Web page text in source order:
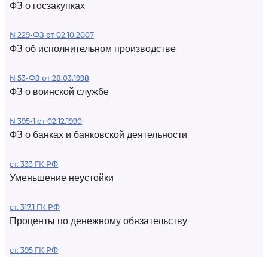
ФЗ о госзакупках
N 229-ФЗ от 02.10.2007
ФЗ об исполнительном производстве
N 53-ФЗ от 28.03.1998
ФЗ о воинской службе
N 395-1 от 02.12.1990
ФЗ о банках и банковской деятельности
ст. 333 ГК РФ
Уменьшение неустойки
ст. 317.1 ГК РФ
Проценты по денежному обязательству
ст. 395 ГК РФ